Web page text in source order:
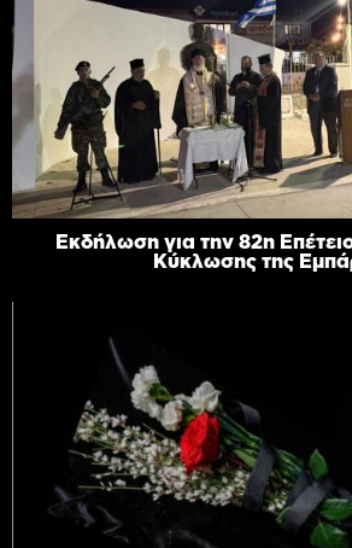
Εκδήλωση για την 82η
Κύκλωσης της